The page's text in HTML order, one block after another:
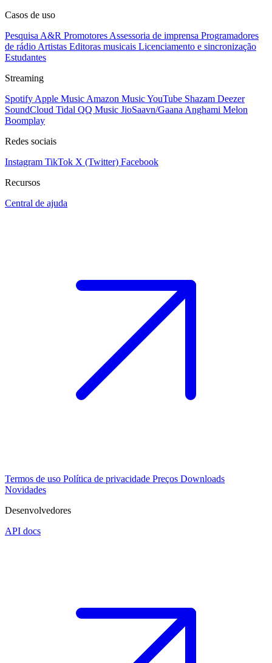
Casos de uso
Pesquisa A&R Promotores Assessoria de imprensa Programadores
de rádio Artistas Editoras musicais Licenciamento e sincronização
Estudantes
Streaming
Spotify Apple Music Amazon MusicYouTube Shazam Deezer
SoundCloud Tidal QQ Music JioSaavn/Gaana Anghami Melon
Boomplay
Redes sociais
Instagram TikTok X (Twitter) Facebook
Recursos
Central de ajuda
Termos de uso Política de privacidade Preços Downloads
Novidades
Desenvolvedores
API docs